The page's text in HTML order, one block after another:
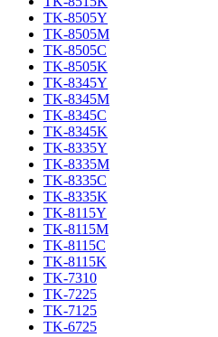
TK-8505Y
TK-8505M
TK-8505C
TK-8505K
TK-8345Y
TK-8345M
TK-8345C
TK-8345K
TK-8335Y
TK-8335M
TK-8335C
TK-8335K
TK-8115Y
TK-8115M
TK-8115C
TK-8115K
TK-7310
TK-7225
TK-7125
TK-6725